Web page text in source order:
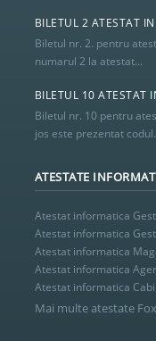
BILETUL 2 ATESTAT
Biletul nr. 2. pentru
numarul 2 la atestat...
BILETUL 10 ATESTAT
Biletul nr. 10 pentru
jos este prezentat
ATESTATE
Atestat informatica
Atestat informatica
Atestat informatica
Atestat informatica
Atestat informatica
Mai multe atestate